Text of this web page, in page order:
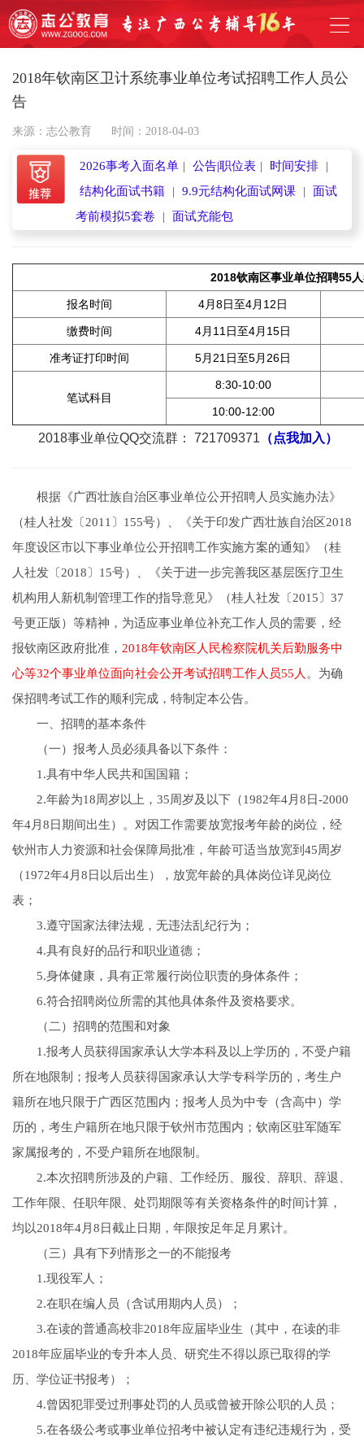
2018年钦南区卫计系统事业单位考试招聘工作人员公
告
来源：志公教育 时间：2018-04-03
2026事考入面名单 | 公告|职位表 | 时间安排
|
结构化面试书籍
| 9.9元结构化面试网课 |
面试
考前模拟5套卷
| 面试充能包
2018钦南区事业单位招聘55
报名时间 4月8日至4月12日
缴费时间 4月11日至4月15日
准考证打印时间 5月21日至5月26日
笔试科目
8:30-10:00
10:00-12:00
2018事业单位QQ交流群： 721709371 （点我加入）
根据《广西壮族自治区事业单位公开招聘人员实施办法》
（桂人社发〔2011〕155号）、《关于印发广西壮族自治区2018
年度设区市以下事业单位公开招聘工作实施方案的通知》（桂
人社发〔2018〕15号）、《关于进一步完善我区基层医疗卫生
机构用人新机制管理工作的指导意见》（桂人社发〔2015〕37
号更正版）等精神，为适应事业单位补充工作人员的需要，经
报钦南区政府批准， 2018年钦南区人民检察院机关后勤服务中
心等32个事业单位面向社会公开考试招聘工作人员55人 。为确
保招聘考试工作的顺利完成，特制定本公告。
一、招聘的基本条件
（一）报考人员必须具备以下条件：
1.具有中华人民共和国国籍；
2.年龄为18周岁以上，35周岁及以下（1982年4月8日-2000
年4月8日期间出生）。对因工作需要放宽报考年龄的岗位，经
钦州市人力资源和社会保障局批准，年龄可适当放宽到45周岁
（1972年4月8日以后出生），放宽年龄的具体岗位详见岗位
表；
3.遵守国家法律法规，无违法乱纪行为；
4.具有良好的品行和职业道德；
5.身体健康，具有正常履行岗位职责的身体条件；
6.符合招聘岗位所需的其他具体条件及资格要求。
（二）招聘的范围和对象
1.报考人员获得国家承认大学本科及以上学历的，不受户籍
所在地限制；报考人员获得国家承认大学专科学历的，考生户
籍所在地只限于广西区范围内；报考人员为中专（含高中）学
历的，考生户籍所在地只限于钦州市范围内；钦南区驻军随军
家属报考的，不受户籍所在地限制。
2.本次招聘所涉及的户籍、工作经历、服役、辞职、辞退、
工作年限、任职年限、处罚期限等有关资格条件的时间计算，
均以2018年4月8日截止日期，年限按足年足月累计。
（三）具有下列情形之一的不能报考
1.现役军人；
2.在职在编人员（含试用期内人员）；
3.在读的普通高校非2018年应届毕业生（其中，在读的非
2018年应届毕业的专升本人员、研究生不得以原已取得的学
历、学位证书报考）；
4.曾因犯罪受过刑事处罚的人员或曾被开除公职的人员；
5.在各级公考或事业单位招考中被认定有违纪违规行为，受